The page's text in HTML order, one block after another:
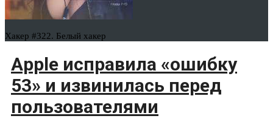
Хакер #322. Белый хакер
Apple исправила «ошибку
53» и извинилась перед
пользователями